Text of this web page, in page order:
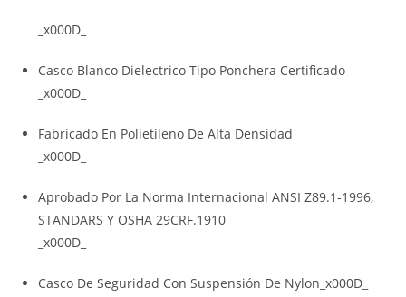
_x000D_
Casco Blanco Dielectrico Tipo Ponchera Certificado
_x000D_
Fabricado En Polietileno De Alta Densidad
_x000D_
Aprobado Por La Norma Internacional ANSI Z89.1-1996,
STANDARS Y OSHA 29CRF.1910
_x000D_
Casco De Seguridad Con Suspensión De Nylon_x000D_